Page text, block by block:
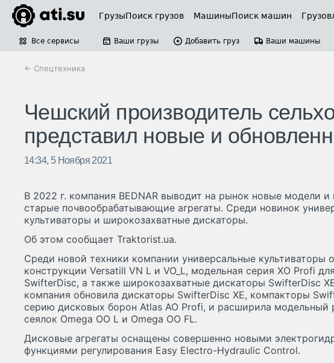
ГрузыПоиск грузов МашиныПоиск машин
Все сервисы Ваши грузы Добавить груз Ваши машины
← Спецтехника
Чешский производитель
представил новые и
14:34, 5 Ноября 2021
В 2022 г. компания BEDNAR выводит на рынок новые модели и
старые почвообрабатывающие агрегаты. Среди новинок
культиваторы и широкозахватные дискаторы.
Об этом сообщает Traktorist.ua.
Среди новой техники компании универсальные культиваторы
конструкции Versatill VN L и VO_L, модельная серия XO Profi
SwifterDisc, а также широкозахватные дискаторы SwifterDisc
компания обновила дискаторы SwifterDisc XE, компакторы
серию дисковых борон Atlas AO Profi, и расширила модельный
сеялок Omega OO L и Omega OO FL.
Дисковые агрегаты оснащены совершенно новыми
функциями регулирования Easy Electro-Hydraulic Control.